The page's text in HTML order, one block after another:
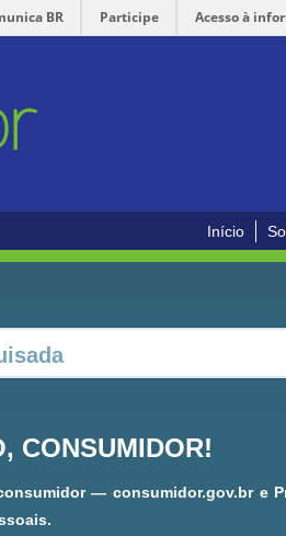
BR Participe Acesso à
Início
CONSUMIDOR!
— consumidor.gov.br e